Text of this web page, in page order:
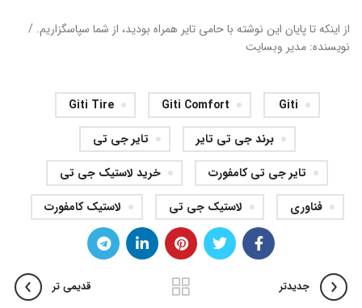
از اینکه تا پایان این نوشته با حامی تایر همراه بودید، از شما سپاسگزاریم. /
نویسنده: مدیر وبسایت
Giti
Giti Comfort
Giti Tire
برند جی تی تایر
تایر جی تی
تایر جی تی کامفورت
خرید لاستیک جی تی
فناوری
لاستیک جی تی لاستیک کامفورت
جدیدتر قدیمی تر